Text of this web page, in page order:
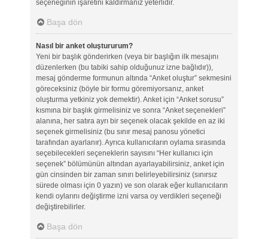
seçeneğinin işaretini kaldırmanız yeterlidir.
Başa dön
Nasıl bir anket oluştururum?
Yeni bir başlık gönderirken (veya bir başlığın ilk mesajını
düzenlerken (bu tabiki sahip olduğunuz izne bağlıdır)),
mesaj gönderme formunun altında “Anket oluştur” sekmesini
göreceksiniz (böyle bir formu göremiyorsanız, anket
oluşturma yetkiniz yok demektir). Anket için “Anket sorusu”
kısmına bir başlık girmelisiniz ve sonra “Anket seçenekleri”
alanına, her satıra ayrı bir seçenek olacak şekilde en az iki
seçenek girmelisiniz (bu sınır mesaj panosu yönetici
tarafından ayarlanır). Ayrıca kullanıcıların oylama sırasında
seçebilecekleri seçeneklerin sayısını “Her kullanıcı için
seçenek” bölümünün altından ayarlayabilirsiniz, anket için
gün cinsinden bir zaman sınırı belirleyebilirsiniz (sınırsız
sürede olması için 0 yazın) ve son olarak eğer kullanıcıların
kendi oylarını değiştirme izni varsa oy verdikleri seçeneği
değiştirebilirler.
Başa dön